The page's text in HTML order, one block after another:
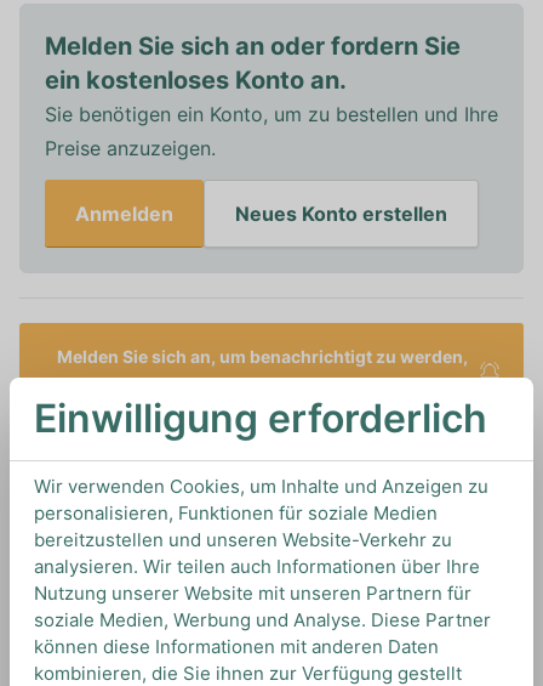
Melden Sie sich an oder fordern Sie
ein kostenloses Konto an.
Sie benötigen ein Konto, um zu bestellen und Ihre
Preise anzuzeigen.
Anmelden Neues Konto erstellen
Melden Sie sich an, um benachrichtigt zu werden,
0,7L 40%
Artikelnummer: 16388
Bourbon Whiskey vonYellow RoseausUSA
TIPS & TRICKS
HOW TO DRINK
Einwilligung erforderlich
Wir verwenden Cookies, um Inhalte und Anzeigen zu
personalisieren, Funktionen für soziale Medien
bereitzustellen und unseren Website-Verkehr zu
analysieren. Wir teilen auch Informationen über Ihre
Nutzung unserer Website mit unseren Partnern für
soziale Medien, Werbung und Analyse. Diese Partner
können diese Informationen mit anderen Daten
kombinieren, die Sie ihnen zur Verfügung gestellt